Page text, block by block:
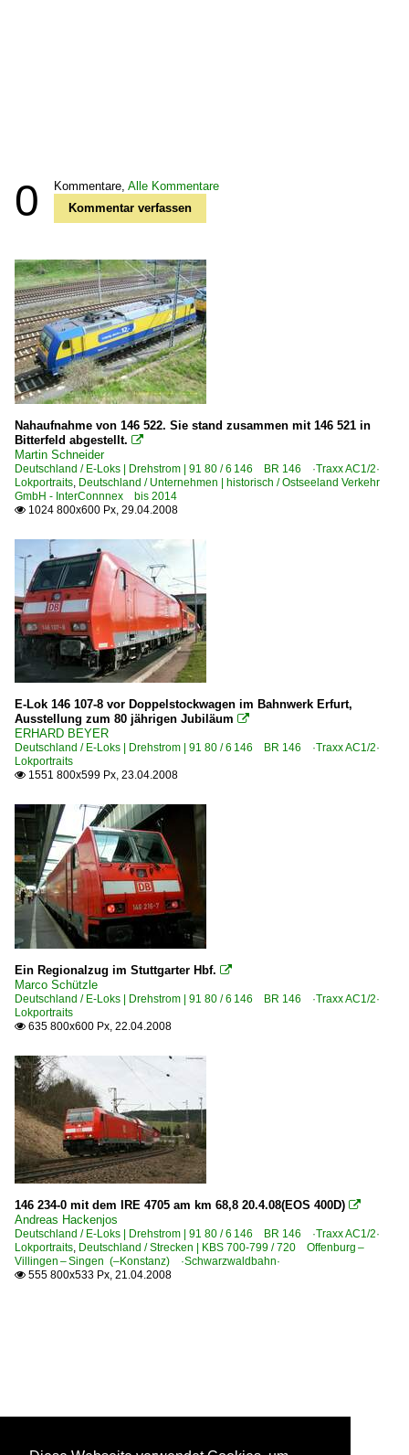
0 Kommentare, Alle Kommentare
Kommentar verfassen
Nahaufnahme von 146 522. Sie stand zusammen mit 146 521 in
Bitterfeld abgestellt. 
Martin Schneider
Deutschland / E-Loks | Drehstrom | 91 80 / 6 146 BR 146 ·Traxx AC1/2·
Lokportraits, Deutschland / Unternehmen | historisch / Ostseeland Verkehr
GmbH - InterConnnex bis 2014
 1024 800x600 Px, 29.04.2008
E-Lok 146 107-8 vor Doppelstockwagen im Bahnwerk Erfurt,
Ausstellung zum 80 jährigen Jubiläum 
ERHARD BEYER
Deutschland / E-Loks | Drehstrom | 91 80 / 6 146 BR 146 ·Traxx AC1/2·
Lokportraits
 1551 800x599 Px, 23.04.2008
Ein Regionalzug im Stuttgarter Hbf. 
Marco Schützle
Deutschland / E-Loks | Drehstrom | 91 80 / 6 146 BR 146 ·Traxx AC1/2·
Lokportraits
 635 800x600 Px, 22.04.2008
146 234-0 mit dem IRE 4705 am km 68,8 20.4.08(EOS 400D) 
Andreas Hackenjos
Deutschland / E-Loks | Drehstrom | 91 80 / 6 146 BR 146 ·Traxx AC1/2·
Lokportraits, Deutschland / Strecken | KBS 700-799 / 720 Offenburg –
Villingen – Singen (–Konstanz) ·Schwarzwaldbahn·
 555 800x533 Px, 21.04.2008